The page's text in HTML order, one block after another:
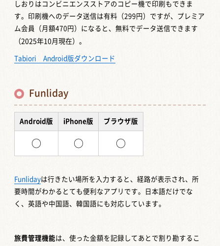
しおりはコンビニエンスストアのコピー機で印刷もできま
す。印刷機へのデータ送信は有料（299円）ですが、プレミア
ム会員（月額470円）になると、無料でデータ送信できます
（2025年10月現在）。
Tabiori Android版ダウンロード
Funliday
Android版 iPhone版 ブラウザ版
○ ○ ○
Funlidayは行きたい場所を入力すると、経路が表示され、所
要時間がわかるとても便利なアプリです。日本語だけでな
く、英語や中国語、韓国語にも対応しています。
旅費管理機能は、使った金額を記録してあとで割り勘するこ